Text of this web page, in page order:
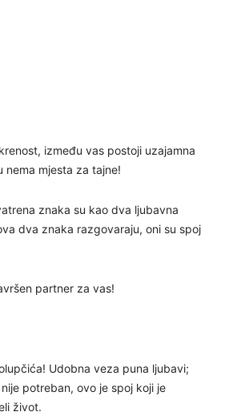
između vas postoji uzajamna
nema mjesta za tajne!
znaka su kao dva ljubavna
dva znaka razgovaraju, oni su spoj
partner za vas!
Udobna veza puna ljubavi;
potreban, ovo je spoj koji je
život.